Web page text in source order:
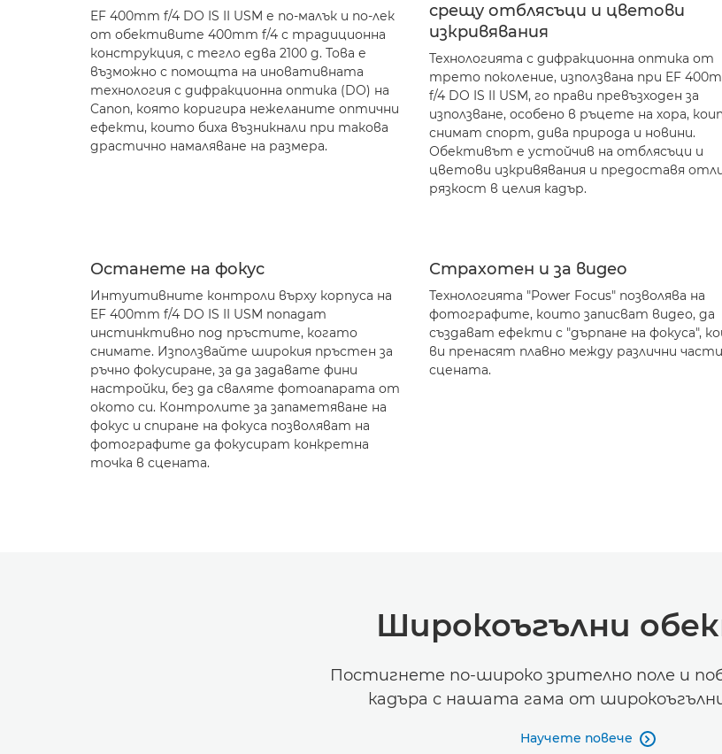
EF 400mm f/4 DO IS II USM е по-малък и по-лек
от обективите 400mm f/4 с традиционна
конструкция, с тегло едва 2100 g. Това е
възможно с помощта на иновативната
технология с дифракционна оптика (DO) на
Canon, която коригира нежеланите оптични
ефекти, които биха възникнали при такова
драстично намаляване на размера.
срещу отблясъци и цветови
изкривявания
Технологията с дифракционна оптика от
трето поколение, използвана при EF
f/4 DO IS II USM, го прави превъзходен за
използване, особено в ръцете на хора,
снимат спорт, дива природа и новини.
Обективът е устойчив на отблясъци и
цветови изкривявания и предоставя
рязкост в целия кадър.
Останете на фокус
Интуитивните контроли върху корпуса на
EF 400mm f/4 DO IS II USM попадат
инстинктивно под пръстите, когато
снимате. Използвайте широкия пръстен за
ръчно фокусиране, за да задавате фини
настройки, без да сваляте фотоапарата от
окото си. Контролите за запаметяване на
фокус и спиране на фокуса позволяват на
фотографите да фокусират конкретна
точка в сцената.
Страхотен и за видео
Технологията "Power Focus" позволява на
фотографите, които записват видео, да
създават ефекти с "дърпане на фокуса",
ви пренасят плавно между различни
сцената.
Широкоъгълни
Постигнете по-широко зрително поле и
кадъра с нашата гама от
Научете повече 